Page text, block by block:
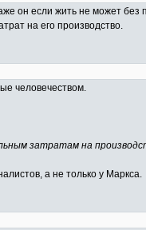
он если жить не может
на его производство.
человечеством.
затратам на
а не только у Маркса.